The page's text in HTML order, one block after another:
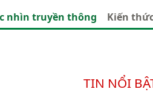
nhìn truyền thông Kiến
TIN NỔI